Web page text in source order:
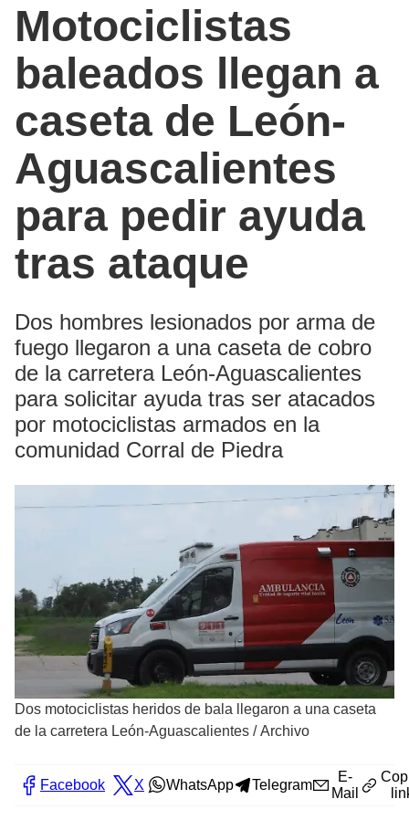
Motociclistas
baleados llegan a
caseta de León-
Aguascalientes
para pedir ayuda
tras ataque
Dos hombres lesionados por arma de
fuego llegaron a una caseta de cobro
de la carretera León-Aguascalientes
para solicitar ayuda tras ser atacados
por motociclistas armados en la
comunidad Corral de Piedra
Dos motociclistas heridos de bala llegaron a una caseta
de la carretera León-Aguascalientes /Archivo
Facebook X WhatsApp Telegram
E-
Mail